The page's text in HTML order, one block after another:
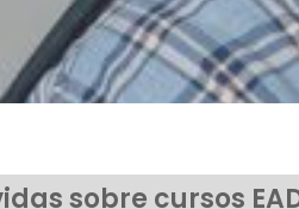
sobre cursos